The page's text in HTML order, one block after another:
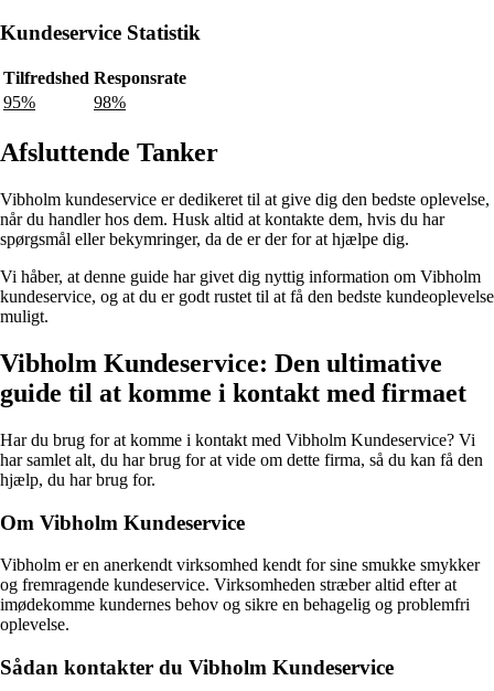
Kundeservice Statistik
Tilfredshed Responsrate
95%
98%
Afsluttende Tanker
Vibholm kundeservice er dedikeret til at give dig den bedste oplevelse,
når du handler hos dem. Husk altid at kontakte dem, hvis du har
spørgsmål eller bekymringer, da de er der for at hjælpe dig.
Vi håber, at denne guide har givet dig nyttig information om Vibholm
kundeservice, og at du er godt rustet til at få den bedste kundeoplevelse
muligt.
Vibholm Kundeservice: Den ultimative
guide til at komme i kontakt med firmaet
Har du brug for at komme i kontakt med Vibholm Kundeservice? Vi
har samlet alt, du har brug for at vide om dette firma, så du kan få den
hjælp, du har brug for.
Om Vibholm Kundeservice
Vibholm er en anerkendt virksomhed kendt for sine smukke smykker
og fremragende kundeservice. Virksomheden stræber altid efter at
imødekomme kundernes behov og sikre en behagelig og problemfri
oplevelse.
Sådan kontakter du Vibholm Kundeservice